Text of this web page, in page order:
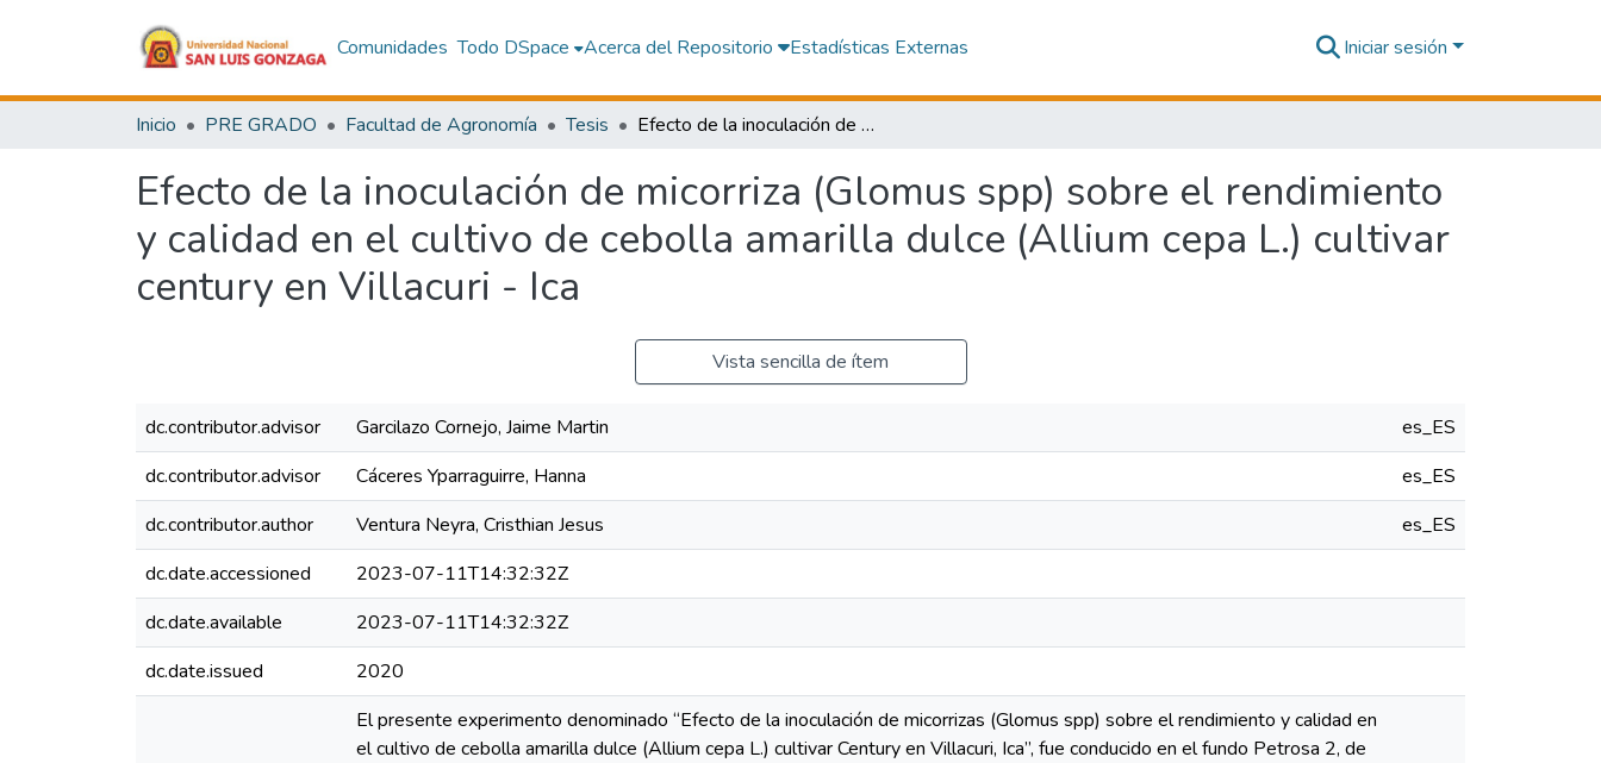
Comunidades Todo DSpace Acerca del Repositorio Estadísticas Externas Iniciar sesión
Inicio PRE GRADO Facultad de Agronomía Tesis Efecto de la inoculación de micorriza (Glomus spp) sobre el rendimiento y calidad en el cultivo de cebolla amarilla dulce (Allium cepa L.) cultivar century en Villacuri - Ica
Efecto de la inoculación de micorriza (Glomus spp) sobre el rendimiento
y calidad en el cultivo de cebolla amarilla dulce (Allium cepa L.) cultivar
century en Villacuri - Ica
Vista sencilla de ítem
dc.contributor.advisor Garcilazo Cornejo, Jaime Martin
es_ES
dc.contributor.advisor
Cáceres Yparraguirre, Hanna
es_ES
dc.contributor.author
Ventura Neyra, Cristhian Jesus
es_ES
dc.date.accessioned
2023-07-11T14:32:32Z
dc.date.available
2023-07-11T14:32:32Z
dc.date.issued
2020
El presente experimento denominado “Efecto de la inoculación de micorrizas (Glomus spp) sobre el rendimiento y calidad en
el cultivo de cebolla amarilla dulce (Allium cepa L.) cultivar Century en Villacuri, Ica”, fue conducido en el fundo Petrosa 2, de